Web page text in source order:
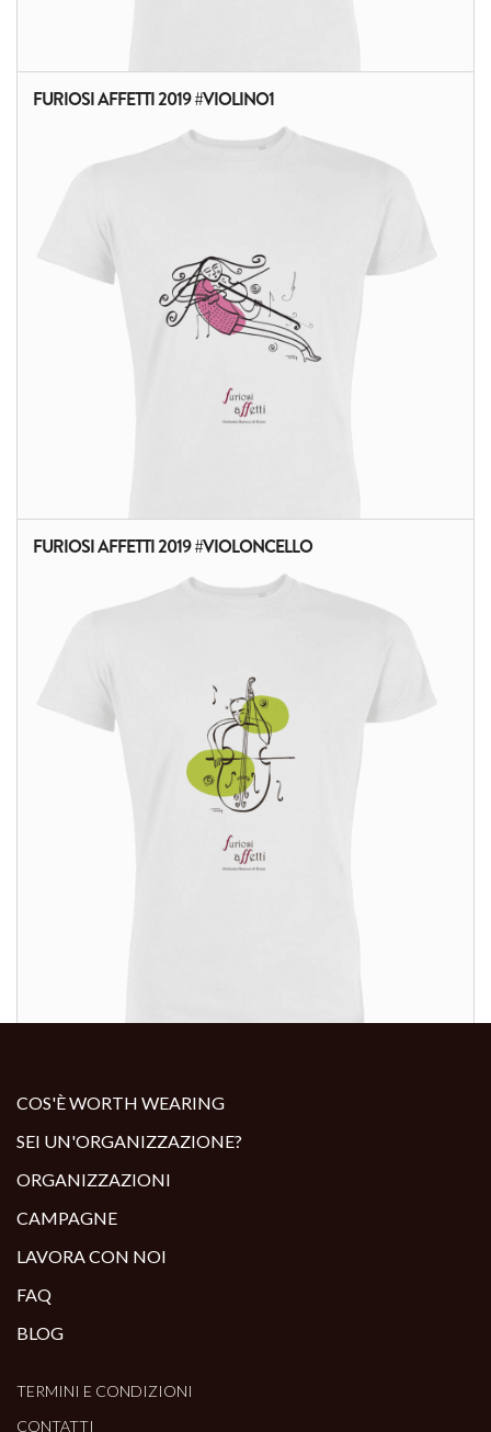
FURIOSI AFFETTI 2019 #VIOLINO1
FURIOSI AFFETTI 2019 #VIOLONCELLO
COS'È WORTH WEARING
SEI UN'ORGANIZZAZIONE?
ORGANIZZAZIONI
CAMPAGNE
LAVORA CON NOI
FAQ
BLOG
TERMINI E CONDIZIONI
CONTATTI